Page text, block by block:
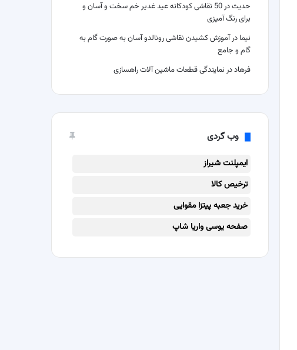
حدیثدر
50 نقاشی کودکانه عید غدیر خم سخت و آسان و
برای رنگ آمیزی
نیما درآموزش کشیدن نقاشی رونالدو آسان به صورت گام به
گام و جامع
فرهاددر نمایندگی قطعات ماشین آلات راهسازی
وب گردی
ایمپلنت شیراز
ترخیص کالا
خرید جعبه پیتزا مقوایی
صفحه یوسی واریا شاپ